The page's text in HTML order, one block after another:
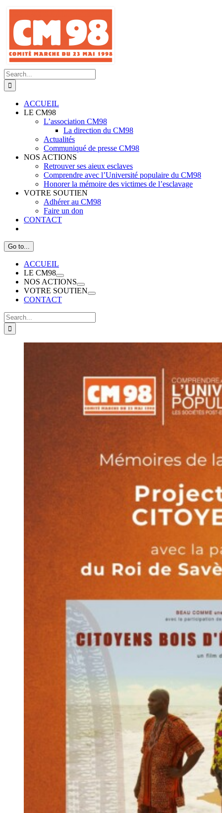
Skip
content
Search
for:
ACCUEIL
LE CM98
L’association CM98
La direction du CM98
Actualités
Communiqué de presse CM98
NOS ACTIONS
Retrouver ses aieux esclaves
Comprendre avec l’Université populaire du CM98
Honorer la mémoire des victimes de l’esclavage
VOTRE SOUTIEN
Adhérer au CM98
Faire un don
CONTACT
Go to...
ACCUEIL
LE CM98
NOS ACTIONS
VOTRE SOUTIEN
CONTACT
Search
for: